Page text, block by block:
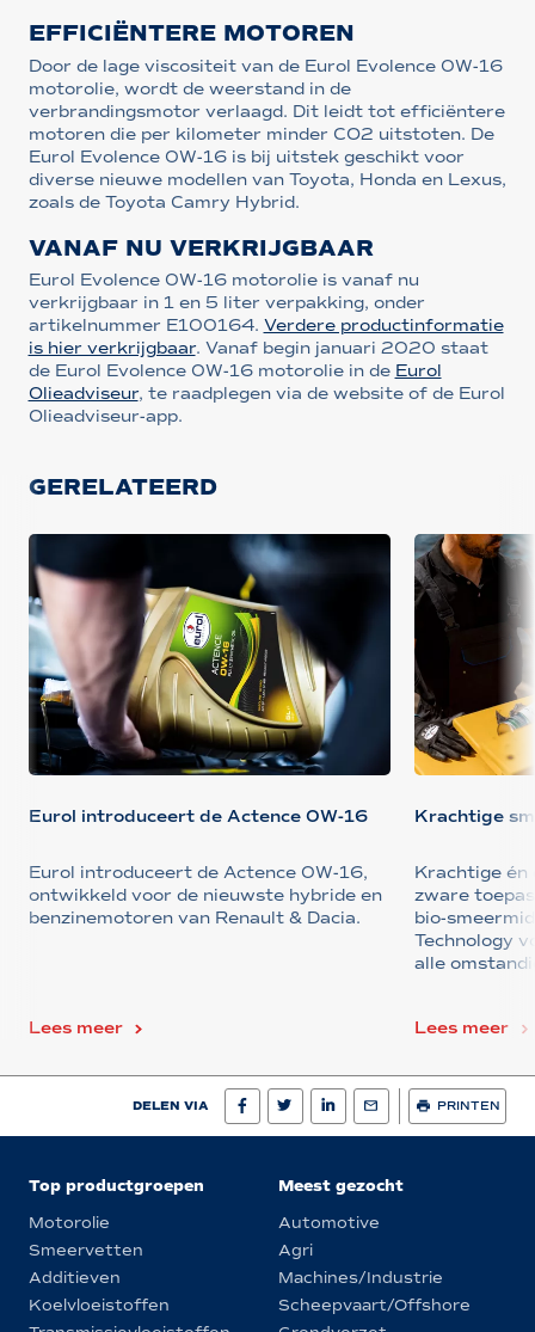
EFFICIËNTERE MOTOREN
Door de lage viscositeit van de Eurol Evolence 0W-16
motorolie, wordt de weerstand in de
verbrandingsmotor verlaagd. Dit leidt tot efficiëntere
motoren die per kilometer minder CO2 uitstoten. De
Eurol Evolence 0W-16 is bij uitstek geschikt voor
diverse nieuwe modellen van Toyota, Honda en Lexus,
zoals de Toyota Camry Hybrid.
VANAF NU VERKRIJGBAAR
Eurol Evolence 0W-16 motorolie is vanaf nu
verkrijgbaar in 1 en 5 liter verpakking, onder
artikelnummer E100164. Verdere productinformatie
is hier verkrijgbaar. Vanaf begin januari 2020 staat
de Eurol Evolence 0W-16 motorolie in de Eurol
Olieadviseur, te raadplegen via de website of de Eurol
Olieadviseur-app.
GERELATEERD
Eurol introduceert de Actence 0W-16
Eurol introduceert de Actence 0W-16,
ontwikkeld voor de nieuwste hybride en
benzinemotoren van Renault & Dacia.
Lees meer
Krachtige
Krachtige én
zware
bio-
Technology
alle
Lees meer
DELEN VIA PRINTEN
Top productgroepen
Motorolie
Smeervetten
Additieven
Koelvloeistoffen
Meest gezocht
Automotive
Agri
Machines/Industrie
Scheepvaart/Offshore